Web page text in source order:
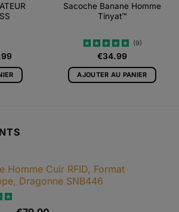
actuel
est :
Sacoche Banane Homme
Tinyat™
Note5sur
5
(9)
€34.99
AJOUTER AU PANIER
Homme Cuir RFID, Format
Dragonne SNB446